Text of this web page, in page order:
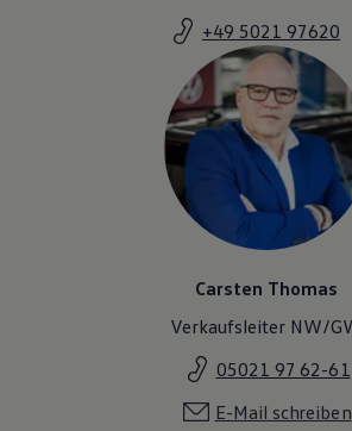
+49 5021 97620
Carsten Thomas
Verkaufsleiter NW/
05021 97 62-61
E-Mail schreiben